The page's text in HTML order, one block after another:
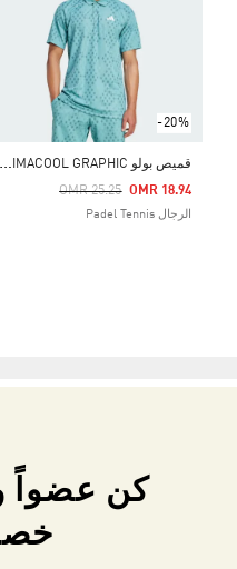
-20%
ق
ميص بولو CLUB TENNIS CLIMACOOL GRAPHIC
Price Reduced From
OMR 25.25
To OMR 18.94
الرجال Padel Tennis
كن عضواً
خصم